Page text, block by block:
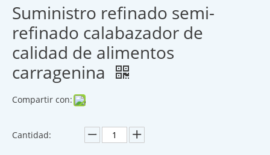
Suministro refinado semi-
refinado calabazador de
calidad de alimentos
carragenina
Compartir con:
Cantidad: